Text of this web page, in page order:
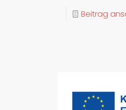
Beitrag